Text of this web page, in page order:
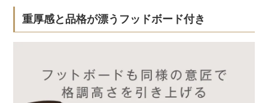
重厚感と品格が漂うフッドボード付き